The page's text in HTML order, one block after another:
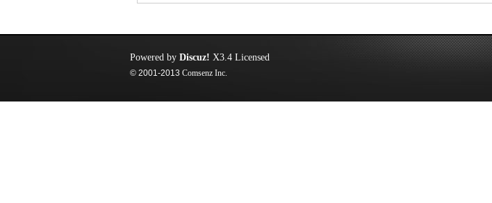
Powered by Discuz! X3.4 Licensed
© 2001-2013 Comsenz Inc.